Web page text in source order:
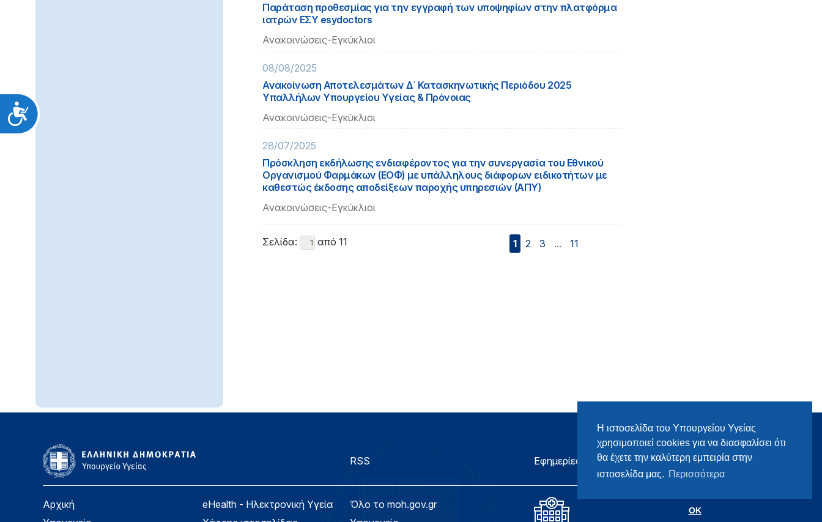
Η ιστοσελίδα του Υπουργείου Υγείας
χρησιμοποιεί cookies για να διασφαλίσει ότι
θα έχετε την καλύτερη εμπειρία στην
ιστοσελίδα μας. Περισσότερα
OK
Προσιτότητα
Παράταση προθεσμίας για την εγγραφή των υποψηφίων στην πλατφόρμα
ιατρών ΕΣΥ esydoctors
Ανακοινώσεις-Εγκύκλιοι
08/08/2025
Ανακοίνωση Αποτελεσμάτων Δ΄ Κατασκηνωτικής Περιόδου 2025
Υπαλλήλων Υπουργείου Υγείας & Πρόνοιας
Ανακοινώσεις-Εγκύκλιοι
28/07/2025
Πρόσκληση εκδήλωσης ενδιαφέροντος για την συνεργασία του Εθνικού
Οργανισμού Φαρμάκων (ΕΟΦ) με υπάλληλους διάφορων ειδικοτήτων με
καθεστώς έκδοσης αποδείξεων παροχής υπηρεσιών (ΑΠΥ)
Ανακοινώσεις-Εγκύκλιοι
Σελίδα: από 11 1 2 3 ... 11
Αρχική
eHealth - Ηλεκτρονική Υγεία
RSS
Όλο το moh.gov.gr
Εφημερίες